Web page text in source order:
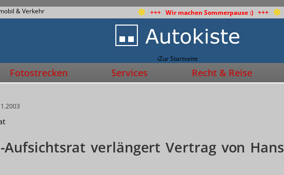
& Verkehr +++ Wir machen Sommerpause :) +++
Zur Startseite
Fotostrecken Services Recht & Reise
Aufsichtsrat verlängert Vertrag von Hans